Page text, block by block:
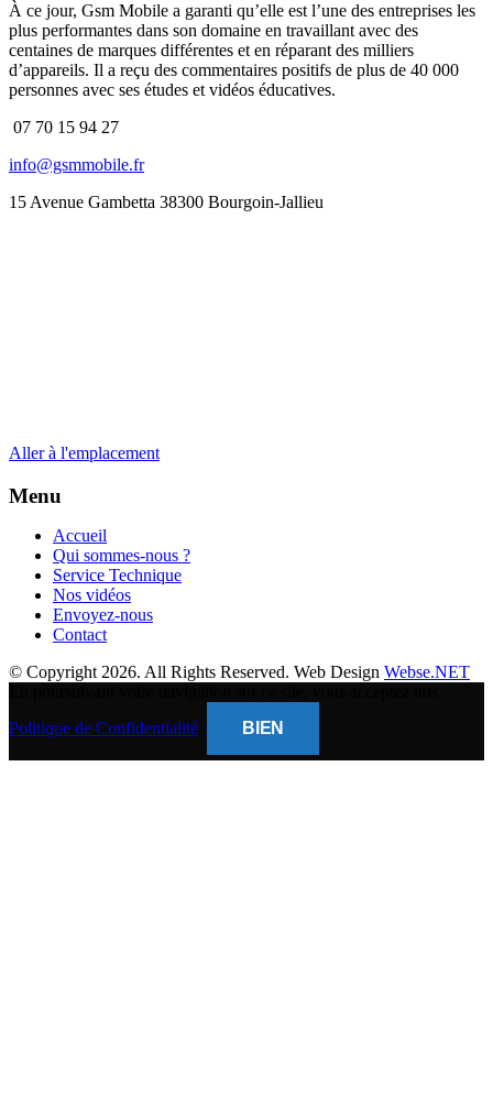
À ce jour, Gsm Mobile a garanti qu’elle est l’une des entreprises les
plus performantes dans son domaine en travaillant avec des
centaines de marques différentes et en réparant des milliers
d’appareils. Il a reçu des commentaires positifs de plus de 40 000
personnes avec ses études et vidéos éducatives.
07 70 15 94 27
info@gsmmobile.fr
15 Avenue Gambetta 38300 Bourgoin-Jallieu
Aller à l'emplacement
Menu
Accueil
Qui sommes-nous ?
Service Technique
Nos vidéos
Envoyez-nous
Contact
© Copyright 2026. All Rights Reserved. Web Design Webse.NET
Politique de Confidentialité
BIEN